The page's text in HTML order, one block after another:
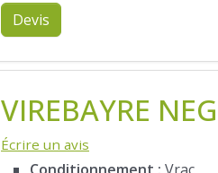
Devis
VIREBAYRE
Écrire un avis